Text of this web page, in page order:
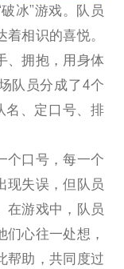
冰”游戏。队员
相识的喜悦。
、拥抱，用身体
队员分成了4个
名、定口号、排
个口号，每一个
现失误，但队员
在游戏中，队员
心往一处想，
帮助，共同度过